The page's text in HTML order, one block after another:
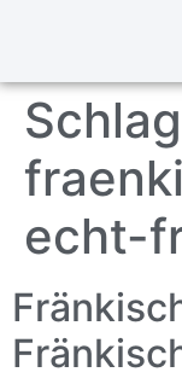
echt-